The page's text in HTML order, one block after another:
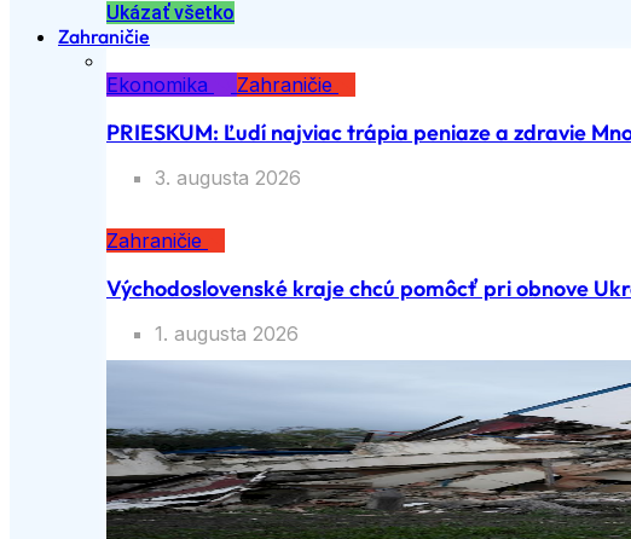
Ukázať všetko
Zahraničie
Ekonomika
Zahraničie
PRIESKUM: Ľudí najviac trápia peniaze a zdravie
3. augusta 2026
Zahraničie
Východoslovenské kraje chcú pomôcť pri obnove
1. augusta 2026